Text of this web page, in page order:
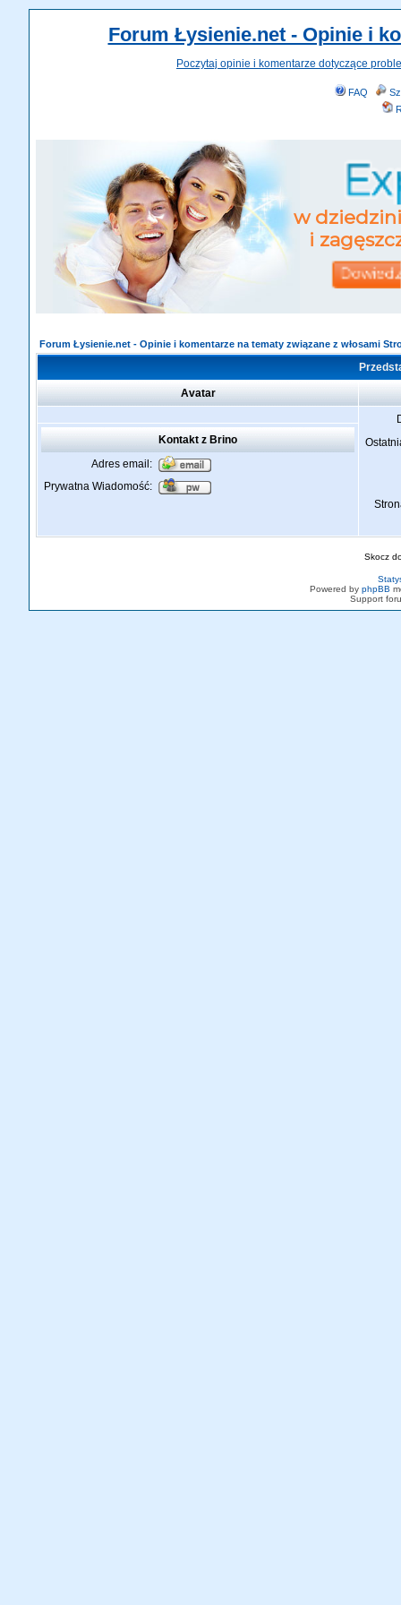
Forum Łysienie.net - Opinie i
Poczytaj opinie i komentarze dotyczące
FAQ
Forum Łysienie.net - Opinie i komentarze na tematy związane z włosami
Avatar
Kontakt z Brino
Adres email:
Prywatna Wiadomość:
Skocz
Powered by phpBB
Support